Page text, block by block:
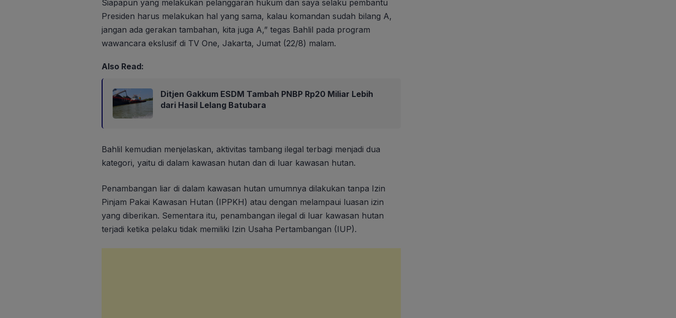
Siapapun yang melakukan pelanggaran hukum dan saya selaku pembantu
Presiden harus melakukan hal yang sama, kalau komandan sudah bilang A,
jangan ada gerakan tambahan, kita juga A,” tegas Bahlil pada program
wawancara ekslusif di TV One, Jakarta, Jumat (22/8) malam.
Also Read:
Ditjen Gakkum ESDM Tambah PNBP Rp20 Miliar Lebih
dari Hasil Lelang Batubara
Bahlil kemudian menjelaskan, aktivitas tambang ilegal terbagi menjadi dua
kategori, yaitu di dalam kawasan hutan dan di luar kawasan hutan.
Penambangan liar di dalam kawasan hutan umumnya dilakukan tanpa Izin
Pinjam Pakai Kawasan Hutan (IPPKH) atau dengan melampaui luasan izin
yang diberikan. Sementara itu, penambangan ilegal di luar kawasan hutan
terjadi ketika pelaku tidak memiliki Izin Usaha Pertambangan (IUP).